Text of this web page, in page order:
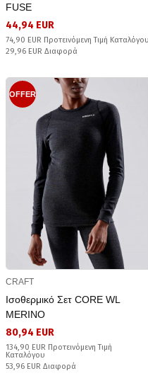
FUSE
44,94 EUR
74,90 EUR Προτεινόμενη Τιμή Καταλόγου
29,96 EUR Διαφορά
OFFER
CRAFT
Ισοθερμικό Σετ CORE WL
MERINO
80,94 EUR
134,90 EUR Προτεινόμενη Τιμή
Καταλόγου
53,96 EUR Διαφορά